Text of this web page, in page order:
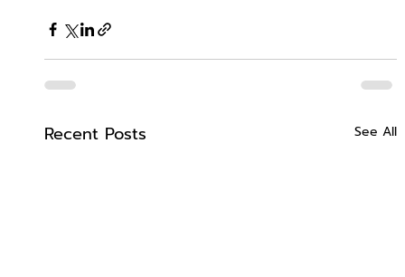
Recent Posts See All